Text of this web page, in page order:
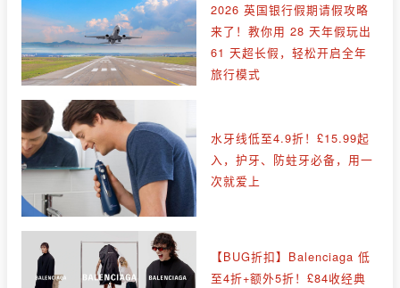
2026 英国银行假期请假攻略
来了！教你用 28 天年假玩出
61 天超长假，轻松开启全年
旅行模式
水牙线低至4.9折！£15.99起
入，护牙、防蛀牙必备，用一
次就爱上
【BUG折扣】Balenciaga 低
至4折+额外5折！£84收经典